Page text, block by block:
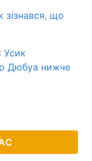
зізнався, що
Усик
Дюбуа нижче